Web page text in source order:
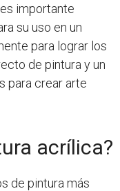
importante
su uso en un
para lograr los
de pintura y un
para crear arte
acrílica?
de pintura más